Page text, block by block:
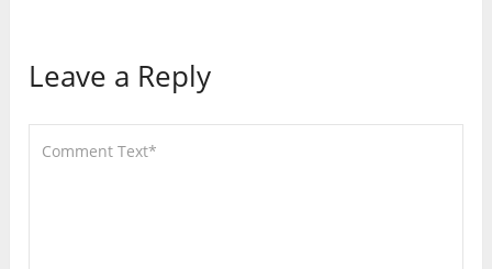
Leave a Reply